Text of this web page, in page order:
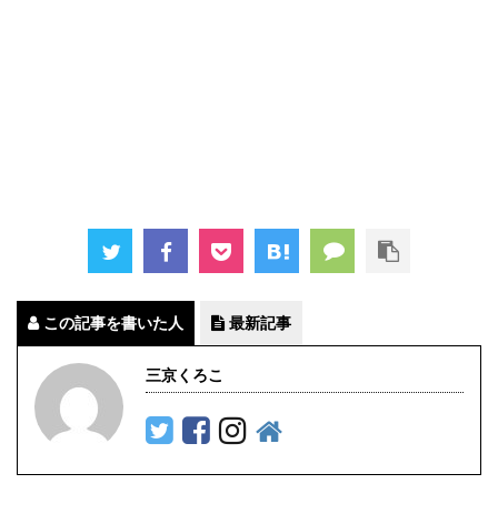
この記事を書いた人 最新記事
三京くろこ